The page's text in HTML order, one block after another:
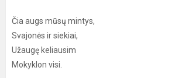
Čia augs mūsų mintys,
Svajonės ir siekiai,
Užaugę keliausim
Mokyklon visi.